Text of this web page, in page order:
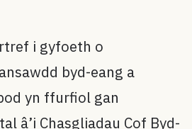
i gyfoeth o
byd-eang a
yn ffurfiol gan
â’i Chasgliadau Cof Byd-